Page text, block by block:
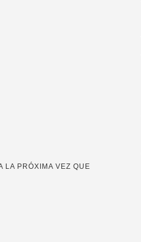
LA PRÓXIMA VEZ QUE